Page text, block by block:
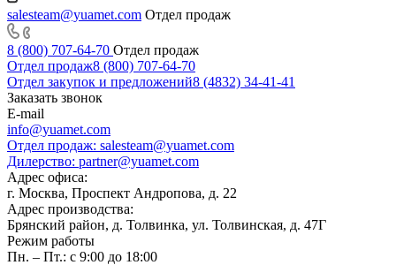
salesteam@yuamet.com Отдел продаж
8 (800) 707-64-70 Отдел продаж
Отдел продаж8 (800) 707-64-70
Отдел закупок и предложений8 (4832) 34-41-41
Заказать звонок
E-mail
info@yuamet.com
Отдел продаж: salesteam@yuamet.com
Дилерство: partner@yuamet.com
Адрес офиса:
г. Москва, Проспект Андропова, д. 22
Адрес производства:
Брянский район, д. Толвинка, ул. Толвинская, д. 47Г
Режим работы
Пн. – Пт.: с 9:00 до 18:00